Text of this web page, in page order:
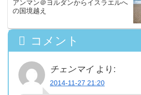
アンマン＠ヨルダンからイスラエルへ
の国境越え
コメント
チェンマイ より:
2014-11-27 21:20